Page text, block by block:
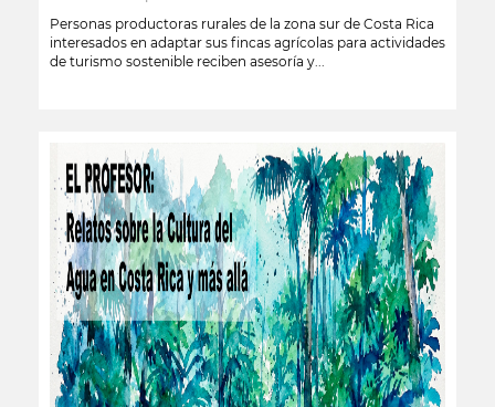
Personas productoras rurales de la zona sur de Costa Rica
interesados en adaptar sus fincas agrícolas para actividades
de turismo sostenible reciben asesoría y...